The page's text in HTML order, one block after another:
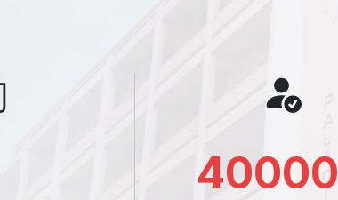
40000